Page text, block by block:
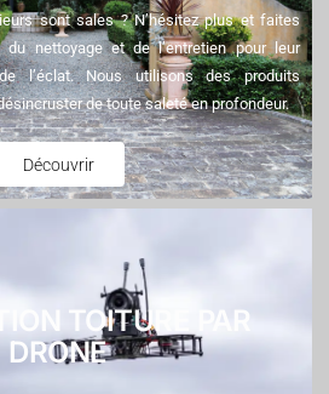
sont sales ? N’hésitez plus et faites
nettoyage et de l’entretien pour leur
l’éclat. Nous utilisons des produits
de toute saleté en profondeur.
Découvrir
TOITURE PAR
DRONE